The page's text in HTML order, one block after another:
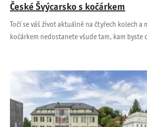
České Švýcarsko s kočárkem
Točí se váš život aktuálně na čtyřech kolech a
kočárkem nedostanete všude tam, kam